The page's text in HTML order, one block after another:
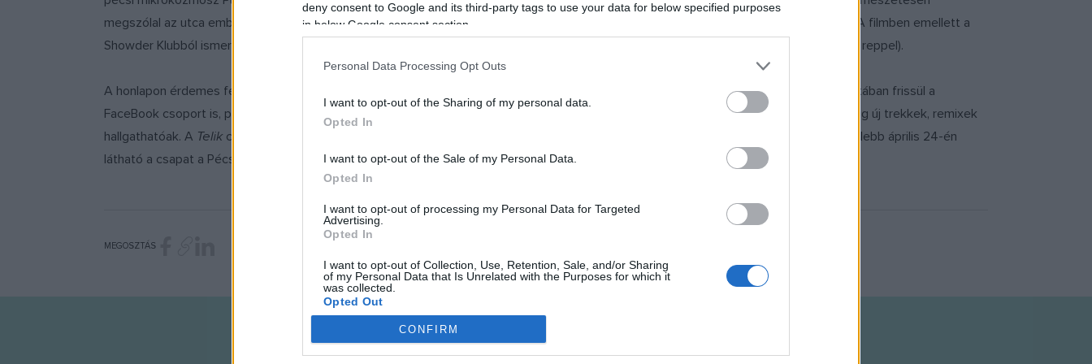
deny consent to Google and its third-party tags to use your data for below specified purposes
in below Google consent section.
Personal Data Processing Opt Outs
I want to opt-out of the Sharing of my personal data.
Opted In
I want to opt-out of the Sale of my Personal Data.
Opted In
I want to opt-out of processing my Personal Data for Targeted
Advertising.
Opted In
I want to opt-out of Collection, Use, Retention, Sale, and/or Sharing
of my Personal Data that Is Unrelated with the Purposes for which it
was collected.
Opted Out
Google consents
CONFIRM
megszólal az utca embere is, de a legfontosabb mégis a soundtrack, melyet a Punnany zenei Buddhája, Rendben válogatott és kevert. A filmben emellett a
Showder Klubból ismert
is megjelenik, aki saját bevallása szerint a csapat elsőszámú követője (titokban egyébként maga is reppel).
A honlapon érdemes feliratkozni a hírlevélre: az új album kalózrádiómix változata ingyenesen letölthető lesz a regisztráltaknak. Folyamatában frissül a
FaceBook csoport is, pl. a Cseh Tamás emlékest és a pécsi Slam Poetry bulik videóival, M1-es tévészerepléssel, a Myspace oldalon pedig új trekkek, remixek
hallgathatóak. A Telik című szám Az év dala lett a hiphop.hu zenei díjátadó gálán, ez egyben az első klip is a ShenKickről. Élőben legközelebb április 24-én
látható a csapat a Pécsi Egyetemi Napokon.
MEGOSZTÁS